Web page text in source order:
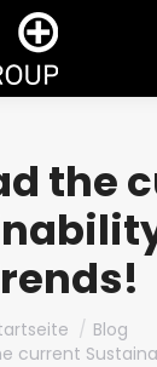
the
Blog
current